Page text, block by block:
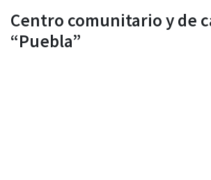
Centro comunitario y de
“Puebla”